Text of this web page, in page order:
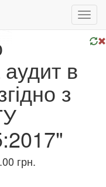
аудит в
з
грн.